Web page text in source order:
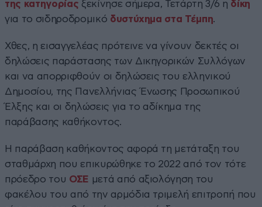
της κατηγορίας ξεκίνησε σήμερα, Τετάρτη 3/6 η δίκη
για το σιδηροδρομικό δυστύχημα στα Τέμπη.
Χθες, η εισαγγελέας πρότεινε να γίνουν δεκτές οι
δηλώσεις παράστασης των Δικηγορικών Συλλόγων
και να απορριφθούν οι δηλώσεις του ελληνικού
Δημοσίου, της Πανελλήνιας Ένωσης Προσωπικού
Έλξης και οι δηλώσεις για το αδίκημα της
παράβασης καθήκοντος.
Η παράβαση καθήκοντος αφορά τη μετάταξη του
σταθμάρχη που επικυρώθηκε το 2022 από τον τότε
πρόεδρο του ΟΣΕ μετά από αξιολόγηση του
φακέλου του από την αρμόδια τριμελή επιτροπή που